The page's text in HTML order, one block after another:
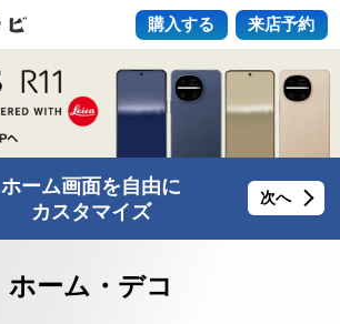
購入する 来店予約
ホーム画面を自由に
カスタマイズ
次へ
ホーム・デコ